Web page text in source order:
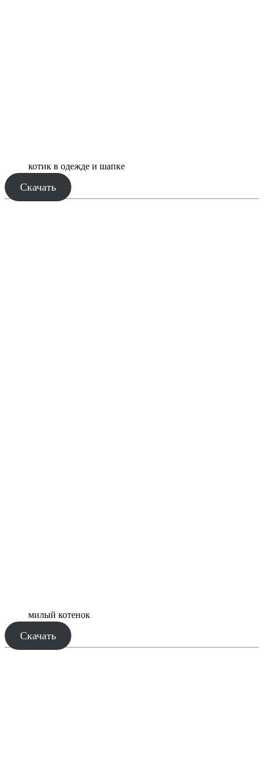
котик в одежде и шапке
Скачать
милый котенок
Скачать